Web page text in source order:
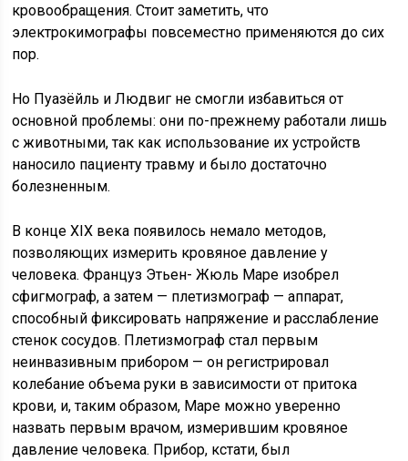
кровообращения. Стоит заметить, что
электрокимографы повсеместно применяются до сих
пор.
Но Пуазёйль и Людвиг не смогли избавиться от
основной проблемы: они по-прежнему работали лишь
с животными, так как использование их устройств
наносило пациенту травму и было достаточно
болезненным.
В конце XIX века появилось немало методов,
позволяющих измерить кровяное давление у
человека. Француз Этьен- Жюль Маре изобрел
сфигмограф, а затем — плетизмограф — аппарат,
способный фиксировать напряжение и расслабление
стенок сосудов. Плетизмограф стал первым
неинвазивным прибором — он регистрировал
колебание объема руки в зависимости от притока
крови, и, таким образом, Маре можно уверенно
назвать первым врачом, измерившим кровяное
давление человека. Прибор, кстати, был